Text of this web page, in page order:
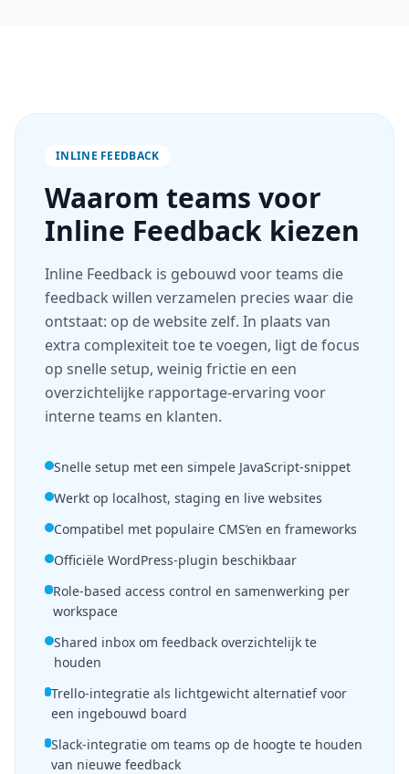
INLINE FEEDBACK
Waarom teams voor
Inline Feedback kiezen
Inline Feedback is gebouwd voor teams die
feedback willen verzamelen precies waar die
ontstaat: op de website zelf. In plaats van
extra complexiteit toe te voegen, ligt de focus
op snelle setup, weinig frictie en een
overzichtelijke rapportage-ervaring voor
interne teams en klanten.
Snelle setup met een simpele JavaScript-snippet
Werkt op localhost, staging en live websites
Compatibel met populaire CMS’en en frameworks
Officiële WordPress-plugin beschikbaar
Role-based access control en samenwerking per
workspace
Shared inbox om feedback overzichtelijk te
houden
Trello-integratie als lichtgewicht alternatief voor
een ingebouwd board
Slack-integratie om teams op de hoogte te houden
van nieuwe feedback